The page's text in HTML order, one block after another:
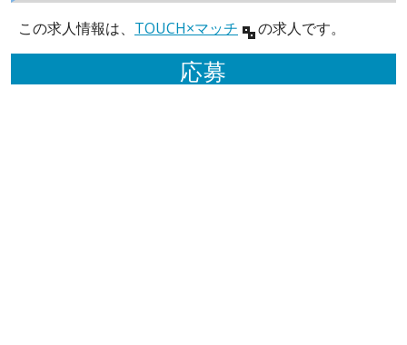
この求人情報は、 TOUCH×マッチ の求人です。
応募